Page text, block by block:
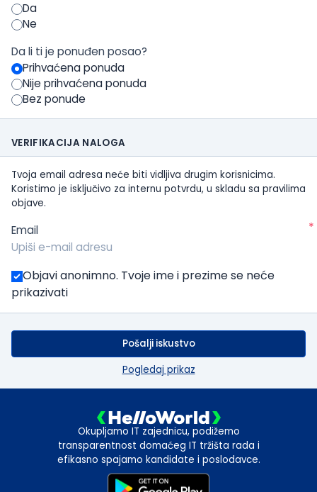
Da
Ne
Da li ti je ponuđen posao?
Prihvaćena ponuda
Nije prihvaćena ponuda
Bez ponude
VERIFIKACIJA NALOGA
Tvoja email adresa neće biti vidljiva drugim korisnicima.
Koristimo je isključivo za internu potvrdu, u skladu sa pravilima
objave.
Email *
Objavi anonimno. Tvoje ime i prezime se neće
prikazivati
Pošalji iskustvo
Pogledaj prikaz
Okupljamo IT zajednicu, podižemo
transparentnost domaćeg IT tržišta rada i
efikasno spajamo kandidate i poslodavce.